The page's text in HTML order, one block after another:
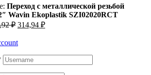
Переход с металлической резьбой
Wavin Ekoplastik SZI02020RCT
₽ Первоначальная
составляла
314,94 ₽Текущая